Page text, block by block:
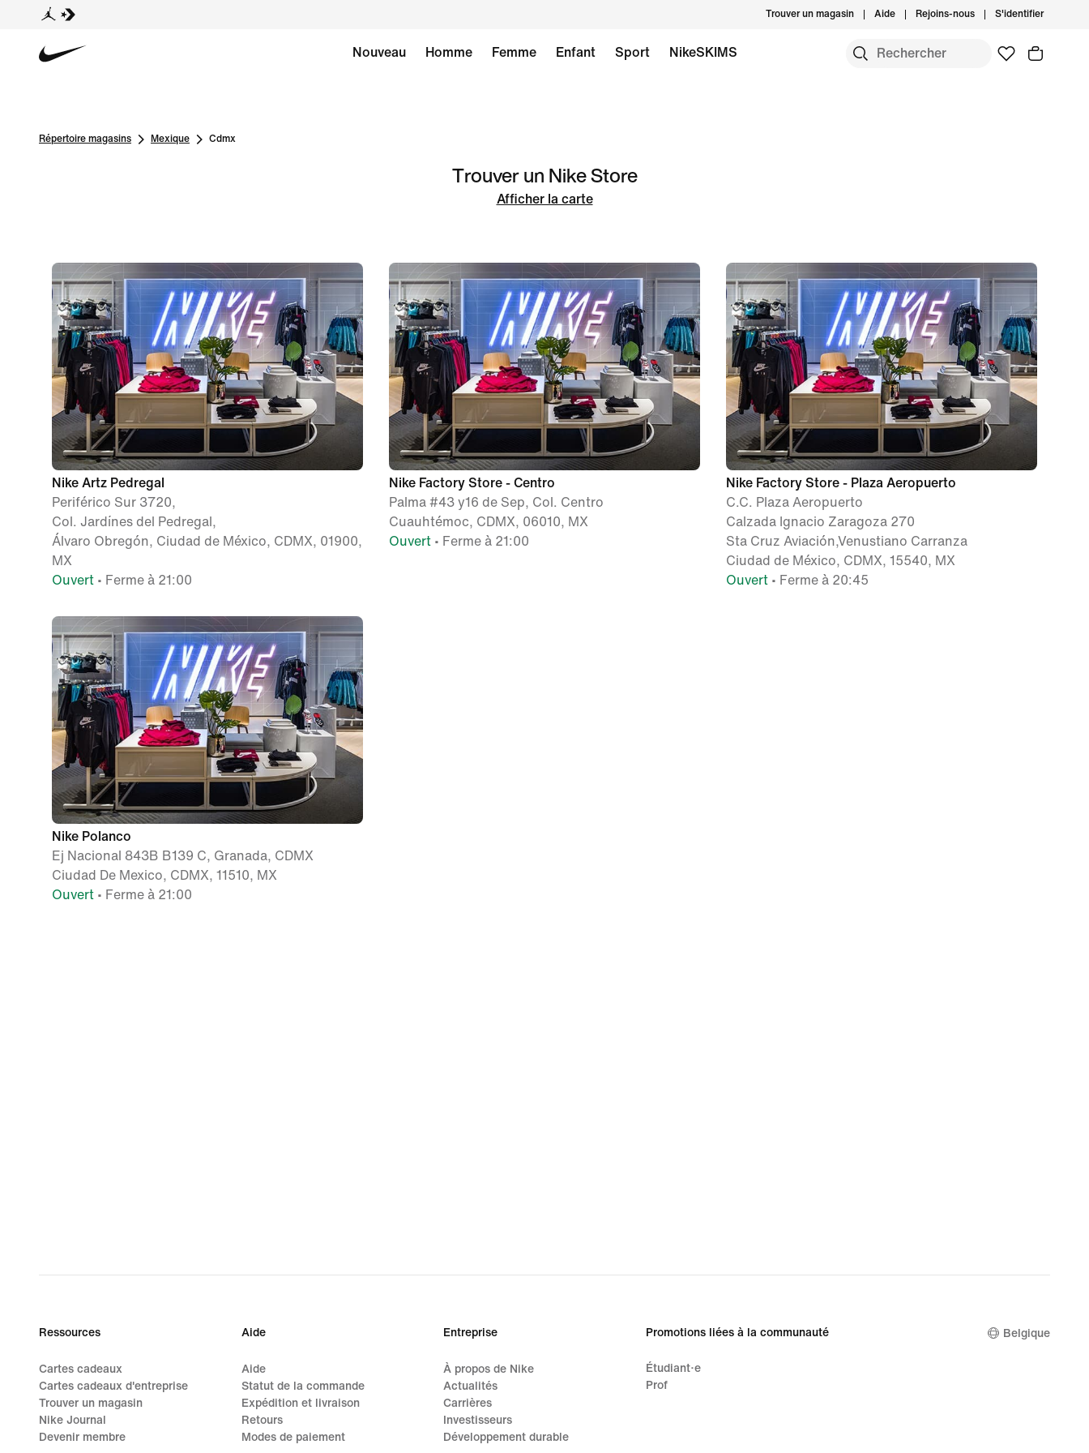
Trouver un magasin Aide Rejoins-nous S'identifier
Nouveau Homme Femme Enfant Sport NikeSKIMS
Répertoire magasins Mexique Cdmx
Trouver un Nike Store
Afficher la carte
Nike Artz Pedregal
Periférico Sur 3720,
Col. Jardínes del Pedregal,
Álvaro Obregón, Ciudad de México, CDMX, 01900,
MX
Ouvert • Ferme à 21:00
Nike Factory Store - Centro
Palma #43 y16 de Sep, Col. Centro
Cuauhtémoc, CDMX, 06010, MX
Ouvert • Ferme à 21:00
Nike Factory Store - Plaza Aeropuerto
C.C. Plaza Aeropuerto
Calzada Ignacio Zaragoza 270
Sta Cruz Aviación,Venustiano Carranza
Ciudad de México, CDMX, 15540, MX
Ouvert • Ferme à 20:45
Nike Polanco
Ej Nacional 843B B139 C, Granada, CDMX
Ciudad De Mexico, CDMX, 11510, MX
Ouvert • Ferme à 21:00
Ressources
Cartes cadeaux
Cartes cadeaux d'entreprise
Trouver un magasin
Nike Journal
Devenir membre
Aide
Aide
Statut de la commande
Expédition et livraison
Retours
Modes de paiement
Entreprise
À propos de Nike
Actualités
Carrières
Investisseurs
Développement durable
Promotions liées à la communauté
Étudiant·e
Prof
Belgique